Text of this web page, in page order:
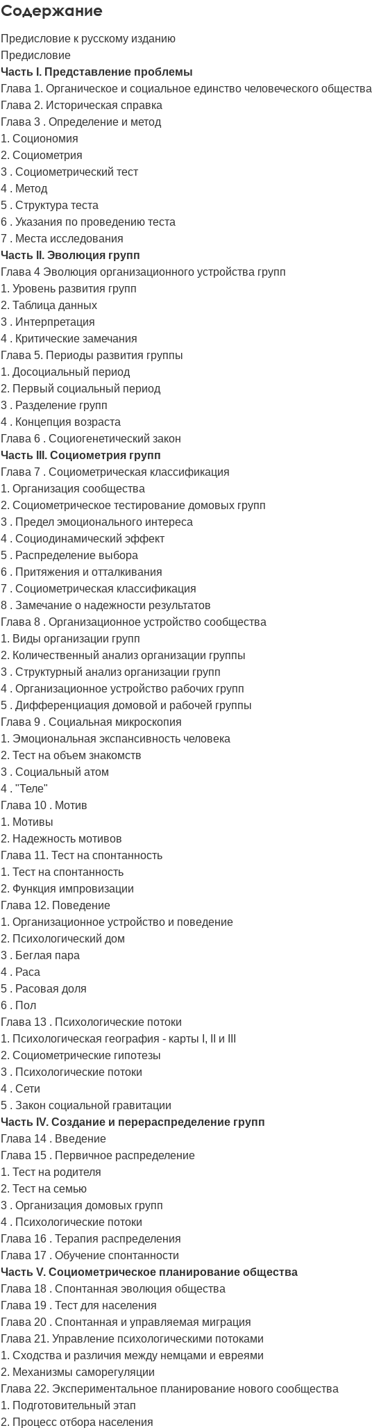
Содержание
Предисловие к русскому изданию
Предисловие
Часть I. Представление проблемы
Глава 1. Органическое и социальное единство человеческого общества
Глава 2. Историческая справка
Глава 3 . Определение и метод
1. Социономия
2. Социометрия
3 . Социометрический тест
4 . Метод
5 . Структура теста
6 . Указания по проведению теста
7 . Места исследования
Часть II. Эволюция групп
Глава 4 Эволюция организационного устройства групп
1. Уровень развития групп
2. Таблица данных
3 . Интерпретация
4 . Критические замечания
Глава 5. Периоды развития группы
1. Досоциальный период
2. Первый социальный период
3 . Разделение групп
4 . Концепция возраста
Глава 6 . Социогенетический закон
Часть III. Социометрия групп
Глава 7 . Социометрическая классификация
1. Организация сообщества
2. Социометрическое тестирование домовых групп
3 . Предел эмоционального интереса
4 . Социодинамический эффект
5 . Распределение выбора
6 . Притяжения и отталкивания
7 . Социометрическая классификация
8 . Замечание о надежности результатов
Глава 8 . Организационное устройство сообщества
1. Виды организации групп
2. Количественный анализ организации группы
3 . Структурный анализ организации групп
4 . Организационное устройство рабочих групп
5 . Дифференциация домовой и рабочей группы
Глава 9 . Социальная микроскопия
1. Эмоциональная экспансивность человека
2. Тест на объем знакомств
3 . Социальный атом
4 . "Теле"
Глава 10 . Мотив
1. Мотивы
2. Надежность мотивов
Глава 11. Тест на спонтанность
1. Тест на спонтанность
2. Функция импровизации
Глава 12. Поведение
1. Организационное устройство и поведение
2. Психологический дом
3 . Беглая пара
4 . Раса
5 . Расовая доля
6 . Пол
Глава 13 . Психологические потоки
1. Психологическая география - карты I, II и III
2. Социометрические гипотезы
3 . Психологические потоки
4 . Сети
5 . Закон социальной гравитации
Часть IV. Создание и перераспределение групп
Глава 14 . Введение
Глава 15 . Первичное распределение
1. Тест на родителя
2. Тест на семью
3 . Организация домовых групп
4 . Психологические потоки
Глава 16 . Терапия распределения
Глава 17 . Обучение спонтанности
Часть V. Социометрическое планирование общества
Глава 18 . Спонтанная эволюция общества
Глава 19 . Тест для населения
Глава 20 . Спонтанная и управляемая миграция
Глава 21. Управление психологическими потоками
1. Сходства и различия между немцами и евреями
2. Механизмы саморегуляции
Глава 22. Экспериментальное планирование нового сообщества
1. Подготовительный этап
2. Процесс отбора населения